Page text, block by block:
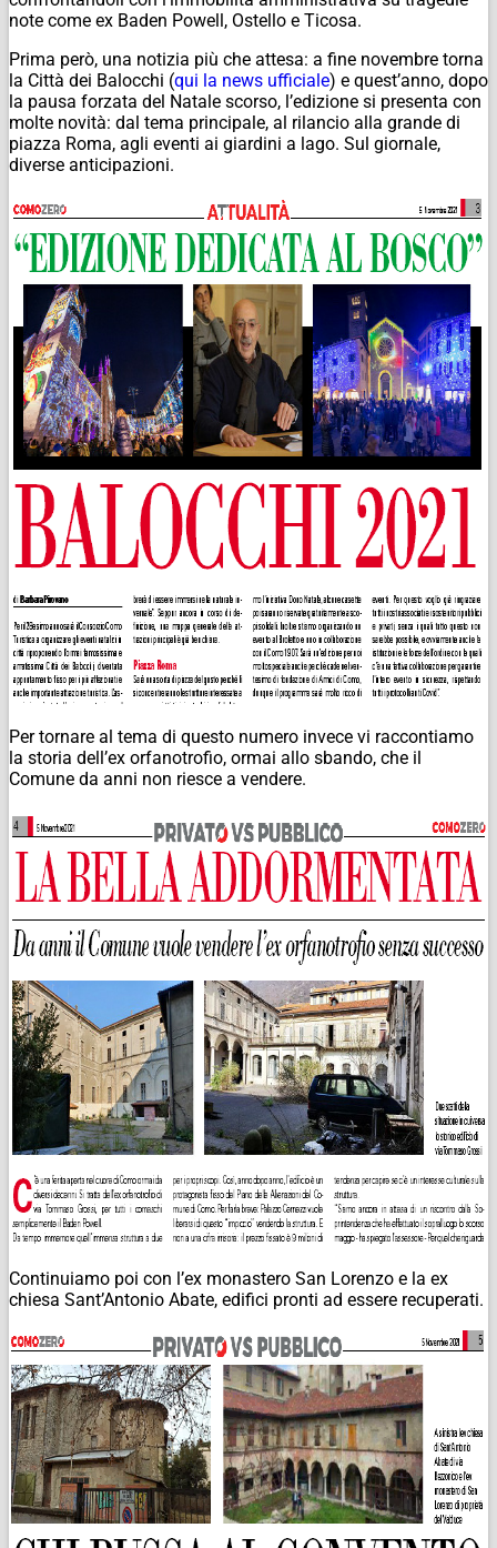
note come ex Baden Powell, Ostello e Ticosa.
Prima però, una notizia più che attesa: a fine novembre torna
la Città dei Balocchi (qui la news ufficiale) e quest’anno, dopo
la pausa forzata del Natale scorso, l’edizione si presenta con
molte novità: dal tema principale, al rilancio alla grande di
piazza Roma, agli eventi ai giardini a lago. Sul giornale,
diverse anticipazioni.
Per tornare al tema di questo numero invece vi raccontiamo
la storia dell’ex orfanotrofio, ormai allo sbando, che il
Comune da anni non riesce a vendere.
Continuiamo poi con l’ex monastero San Lorenzo e la ex
chiesa Sant’Antonio Abate, edifici pronti ad essere recuperati.